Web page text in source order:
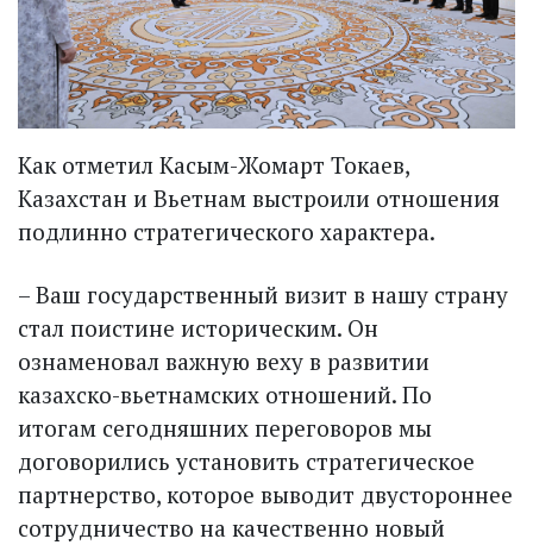
Как отметил Касым-Жомарт Токаев,
Казахстан и Вьетнам выстроили отношения
подлинно стратегического характера.
– Ваш государственный визит в нашу страну
стал поистине историческим. Он
ознаменовал важную веху в развитии
казахско-вьетнамских отношений. По
итогам сегодняшних переговоров мы
договорились установить стратегическое
партнерство, которое выводит двустороннее
сотрудничество на качественно новый